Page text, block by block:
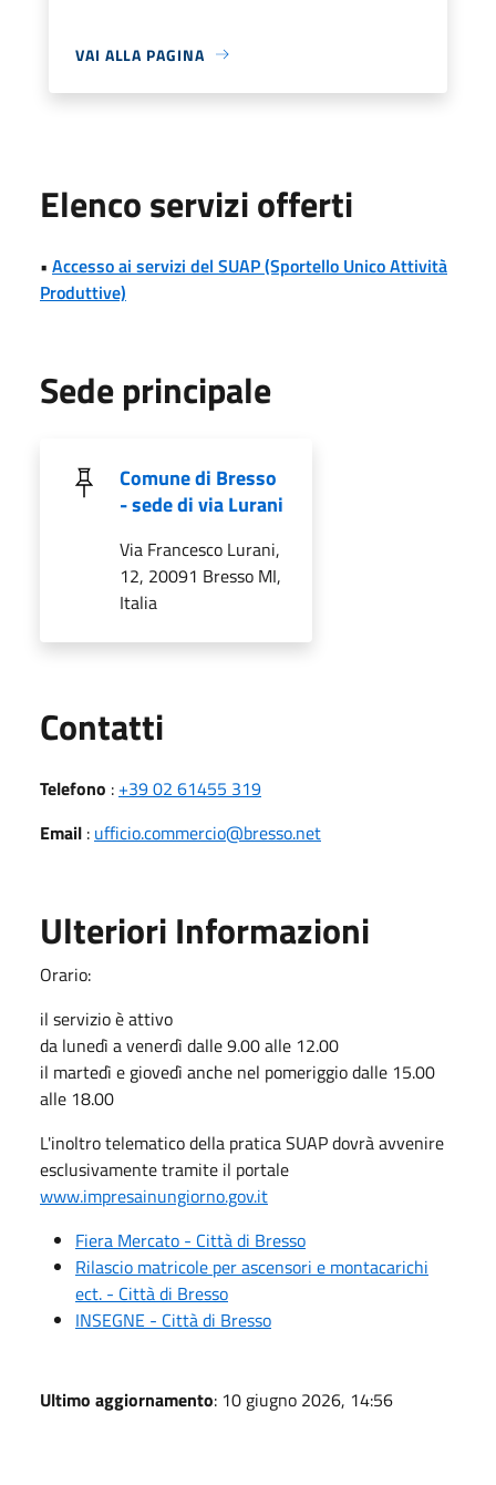
VAI ALLA PAGINA
Elenco servizi offerti
• Accesso ai servizi del SUAP (Sportello Unico Attività
Produttive)
Sede principale
Comune di Bresso
- sede di via Lurani
Via Francesco Lurani,
12, 20091 Bresso MI,
Italia
Contatti
Telefono : +39 02 61455 319
Email : ufficio.commercio@bresso.net
Ulteriori Informazioni
Orario:
il servizio è attivo
da lunedì a venerdì dalle 9.00 alle 12.00
il martedì e giovedì anche nel pomeriggio dalle 15.00
alle 18.00
L'inoltro telematico della pratica SUAP dovrà avvenire
esclusivamente tramite il portale
www.impresainungiorno.gov.it
Fiera Mercato - Città di Bresso
Rilascio matricole per ascensori e montacarichi
ect. - Città di Bresso
INSEGNE - Città di Bresso
Ultimo aggiornamento: 10 giugno 2026, 14:56